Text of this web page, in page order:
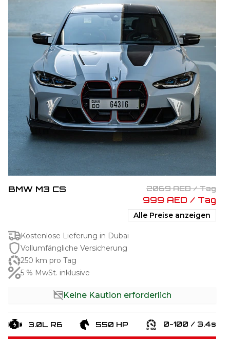
BMW M3 CS 2069 AED / Tag
999 AED / Tag
Alle Preise anzeigen
Kostenlose Lieferung in Dubai
Vollumfängliche Versicherung
250 km pro Tag
5 % MwSt. inklusive
Keine Kaution erforderlich
3.0L R6 550 HP 0-100 / 3.4s